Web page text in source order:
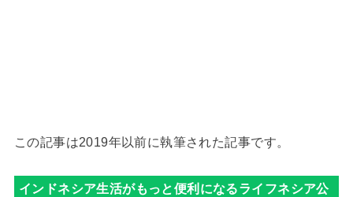
この記事は2019年以前に執筆された記事です。